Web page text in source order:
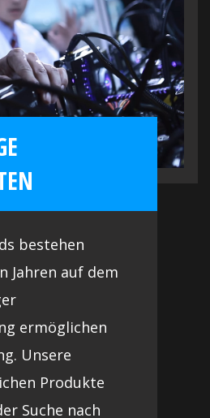
bestehen
Jahren auf dem
ermöglichen
Unsere
Produkte
Suche nach